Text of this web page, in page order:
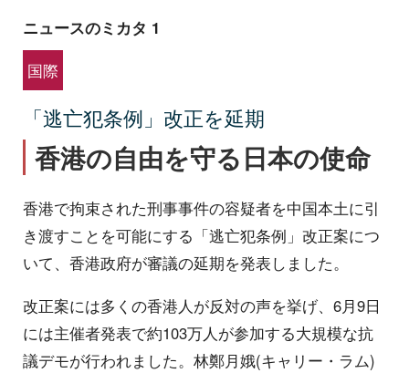
ニュースのミカタ 1
国際
「逃亡犯条例」改正を延期
香港の自由を守る日本の使命
香港で拘束された刑事事件の容疑者を中国本土に引
き渡すことを可能にする「逃亡犯条例」改正案につ
いて、香港政府が審議の延期を発表しました。
改正案には多くの香港人が反対の声を挙げ、6月9日
には主催者発表で約103万人が参加する大規模な抗
議デモが行われました。林鄭月娥(キャリー・ラム)